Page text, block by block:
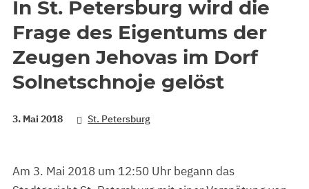
In St. Petersburg wird die
Frage des Eigentums der
Zeugen Jehovas im Dorf
Solnetschnoje gelöst
3. Mai 2018 St. Petersburg
Am 3. Mai 2018 um 12:50 Uhr begann das